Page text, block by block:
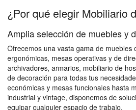
¿Por qué elegir Mobiliario
Amplia selección de muebles y
Ofrecemos una vasta gama de muebles
ergonómicas, mesas operativas y de
archivadores, armarios, mobiliario de
de decoración para todas tus
económicas y mesas funcionales hasta
industrial y vintage, disponemos de
equipar cualquier espacio de trabajo.